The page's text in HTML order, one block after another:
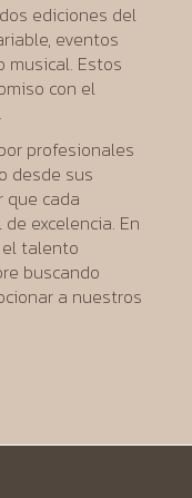
ediciones del
eventos
Estos
con el
profesionales
desde sus
que cada
excelencia. En
el talento
buscando
a nuestros